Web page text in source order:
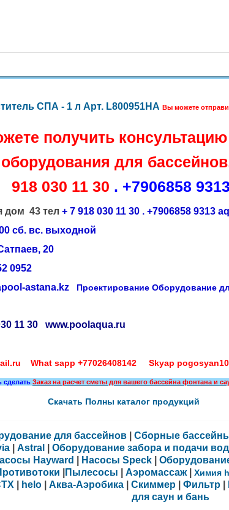
СПА - 1 л Арт. L800951HA Вы можете
получить
для
918 030 11 30 . +7906858 9313
дом 43 тел + 7 918 030 11 30 . +7906858 9313
сб. вс. выходной
20
0952
astana.kz Проектирование Оборудование
11 30 www.poolaqua.ru
What sapp +77026408142 Skyap
сделать Заказ на расчет сметы для вашего бассейна фонтана и
Скачать Полны каталог продукций
для бассейнов| Сборные
|Astral |Оборудование забора и подачи
Hayward Насосы Speck|
Пылесосы |Аэромассаж| Химия
helo |Аква-Аэробика |Скиммер |Фильтр
для саун и бань